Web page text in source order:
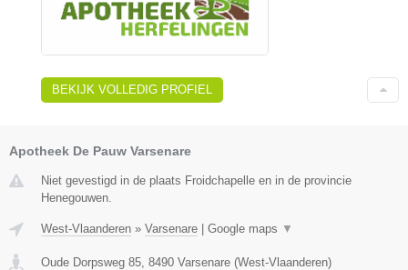
BEKIJK VOLLEDIG PROFIEL
Apotheek De Pauw Varsenare
Niet gevestigd in de plaats Froidchapelle en in de provincie
Henegouwen.
West-Vlaanderen » Varsenare Google maps ▼
Oude Dorpsweg 85 8490 Varsenare (West-Vlaanderen)